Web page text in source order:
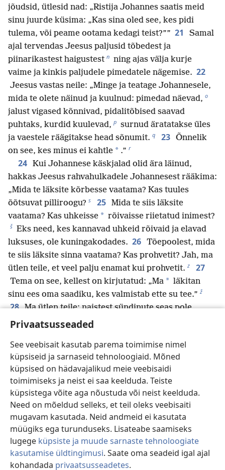
Privaatsusseaded
See veebisait kasutab parema toimimise nimel
küpsiseid ja sarnaseid tehnoloogiaid. Mõned
küpsised on hädavajalikud meie veebisaidi
toimimiseks ja neist ei saa keelduda. Teiste
küpsistega võite aga nõustuda või neist keelduda.
Need on mõeldud selleks, et teil oleks veebisaiti
mugavam kasutada. Neid andmeid ei kasutata
müügiks ega turunduseks. Lisateabe saamiseks
lugege küpsiste ja muude sarnaste tehnoloogiate
kasutamise üldtingimusi. Saate oma seadeid igal ajal
kohandada privaatsusseadetes.
jõudsid, ütlesid nad: „Ristija Johannes saatis meid
sinu juurde küsima: „Kas sina oled see, kes pidi
tulema, või peame ootama kedagi teist?”” 21
Samal
ajal tervendas Jeesus paljusid tõbedest ja
piinarikastest haigustest n ning ajas välja kurje
vaime ja kinkis paljudele pimedatele nägemise. 22
Jeesus vastas neile: „Minge ja teatage Johannesele,
mida te olete näinud ja kuulnud: pimedad näevad, o
jalust vigased kõnnivad, pidalitõbised saavad
puhtaks, kurdid kuulevad, p surnud äratatakse üles
ja vaestele räägitakse head sõnumit. q 23 Õnnelik
on see, kes minus ei kahtle * .” r
24 Kui Johannese käskjalad olid ära läinud,
hakkas Jeesus rahvahulkadele Johannesest rääkima:
„Mida te läksite kõrbesse vaatama? Kas tuules
õõtsuvat pilliroogu? s 25 Mida te siis läksite
vaatama? Kas uhkeisse * rõivaisse riietatud inimest?
š Eks need, kes kannavad uhkeid rõivaid ja elavad
luksuses, ole kuningakodades. 26 Tõepoolest, mida
te siis läksite sinna vaatama? Kas prohvetit? Jah, ma
ütlen teile, et veel palju enamat kui prohvetit. z 27
Tema on see, kellest on kirjutatud: „Ma * läkitan
sinu ees oma saadiku, kes valmistab ette su tee.” ž
28 Ma ütlen teile: naistest sündinute seas pole
kedagi suuremat Johannesest, ent väikseim Jumala
rahvas ja maksukogujad seda kuulsid, tunnistasid
nad, et Jumal on õiglane, sest nad olid lasknud end
Johannesel ristida. u 30 Kuna aga variserid ja
seadusetundjad suhtusid põlgusega neile teada antud
Jumala tahtesse * , v ei olnud nad lasknud end
Johannesel ristida.
31 „Kellega ma peaksin võrdlema selle põlvkonna
inimesi, kellega nad sarnanevad?
32 Nad on nagu
lapsed, kes istuvad turul ja hõikavad üksteisele: „Me
mängisime teile vilepilli, aga teie ei tantsinud! Me